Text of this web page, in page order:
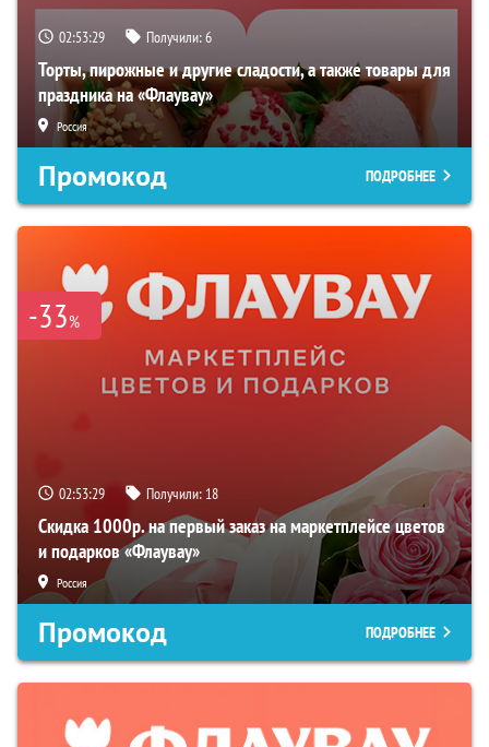
02:53:28 Получили:6
Торты, пирожные и другие сладости, а также товары для
праздника на «Флаувау»
Россия
Промокод ПОДРОБНЕЕ
-33%
02:53:28 Получили: 18
Скидка 1000р. на первый заказ на маркетплейсе цветов
и подарков «Флаувау»
Россия
Промокод ПОДРОБНЕЕ